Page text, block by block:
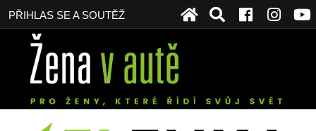
PŘIHLAS SE A SOUTĚŽ